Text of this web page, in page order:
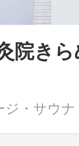
院き
・サウナ
入を
ごとの